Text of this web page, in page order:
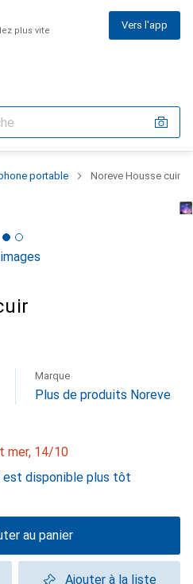
plus vite Vers l'app
portable Noreve Housse cuir
Marque
Plus de produits Noreve
mer, 14/10
disponible plus tôt
au panier
Ajouter à la liste